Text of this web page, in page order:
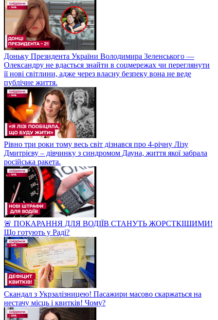
Доньку Президента України Володимира Зеленського —
Олександру не вдасться знайти в соцмережах чи переглянути
її нові світлини, адже через власну безпеку вона не веде
публічне життя.
Рівно три роки тому весь світ дізнався про 4-річну Лізу
Дмитрієву – дівчинку з синдромом Дауна, життя якої забрала
російська ракета.
🚨 ПОКАРАННЯ ДЛЯ ВОДІЇВ СТАНУТЬ ЖОРСТКІШИМИ!
Що готують у Раді?
Скандал з Укрзалізницею! Пасажири масово скаржаться на
нестачу місць і квитків! Чому?